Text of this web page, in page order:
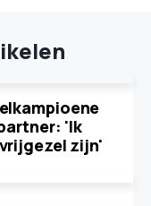
'Ik
zijn'